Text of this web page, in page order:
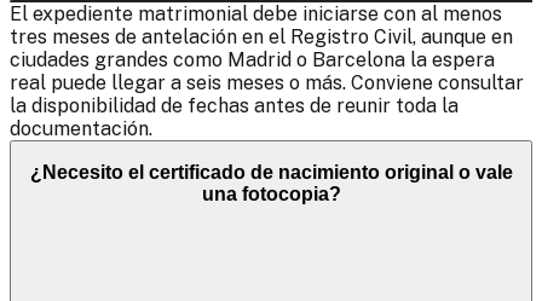
El expediente matrimonial debe iniciarse con al menos
tres meses de antelación en el Registro Civil, aunque en
ciudades grandes como Madrid o Barcelona la espera
real puede llegar a seis meses o más. Conviene consultar
la disponibilidad de fechas antes de reunir toda la
documentación.
¿Necesito el certificado de nacimiento original o vale
una fotocopia?